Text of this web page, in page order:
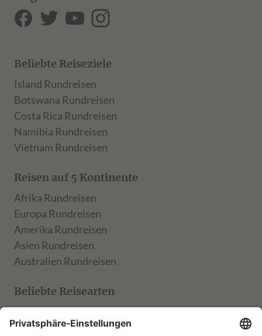
Beliebte Reiseziele
Island Rundreisen
Botswana Rundreisen
Costa Rica Rundreisen
Namibia Rundreisen
Vietnam Rundreisen
Reisen auf 5 Kontinente
Afrika Rundreisen
Europa Rundreisen
Amerika Rundreisen
Asien Rundreisen
Australien Rundreisen
Beliebte Reisearten
TARUK Klassik
TARUK Entdecker